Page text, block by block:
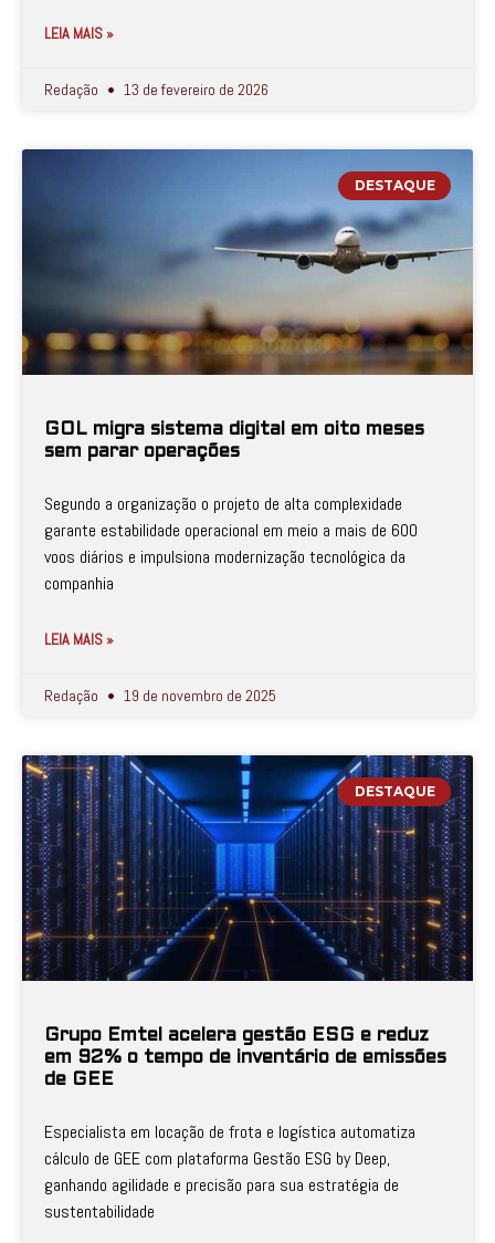
LEIA MAIS »
Redação 13 de fevereiro de 2026
DESTAQUE
GOL migra sistema digital em oito meses
sem parar operações
Segundo a organização o projeto de alta complexidade
garante estabilidade operacional em meio a mais de 600
voos diários e impulsiona modernização tecnológica da
companhia
LEIA MAIS »
Redação 19 de novembro de 2025
DESTAQUE
Grupo Emtel acelera gestão ESG e reduz
em 92% o tempo de inventário de emissões
de GEE
Especialista em locação de frota e logística automatiza
cálculo de GEE com plataforma Gestão ESG by Deep,
ganhando agilidade e precisão para sua estratégia de
sustentabilidade